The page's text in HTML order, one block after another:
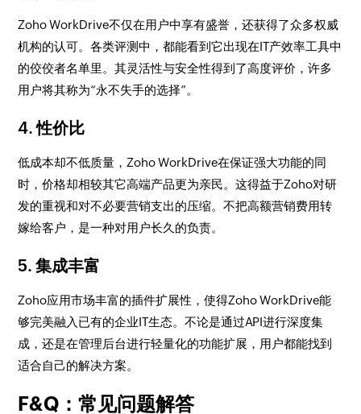
Zoho WorkDrive不仅在用户中享有盛誉，还获得了众多权威
机构的认可。各类评测中，都能看到它出现在IT产效率工具中
的佼佼者名单里。其灵活性与安全性得到了高度评价，许多
用户将其称为“永不失手的选择”。
4. 性价比
低成本却不低质量，Zoho WorkDrive在保证强大功能的同
时，价格却相较其它高端产品更为亲民。这得益于Zoho对研
发的重视和对不必要营销支出的压缩。不把高额营销费用转
嫁给客户，是一种对用户长久的负责。
5. 集成丰富
Zoho应用市场丰富的插件扩展性，使得Zoho WorkDrive能
够完美融入已有的企业IT生态。不论是通过API进行深度集
成，还是在管理后台进行轻量化的功能扩展，用户都能找到
适合自己的解决方案。
F&Q：常见问题解答